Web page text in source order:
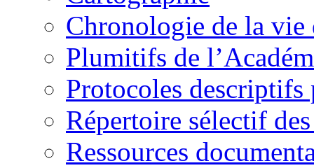
Chronologie de la vie
Plumitifs de
Protocoles descriptifs
Répertoire sélectif
Ressources